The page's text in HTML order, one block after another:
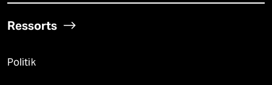
Ressorts
Politik